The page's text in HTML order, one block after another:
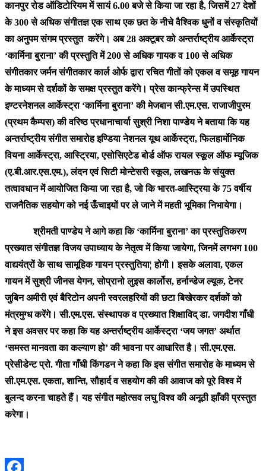
कानपुर रोड ऑडिटोरियम में सायं 6.00 बजे से किया जा रहा है, जिसमें 27 देशों
के 300 से अधिक संगीतज्ञ एक साथ एक छत के नीचे वैश्विक धुनों व संस्कृतियों
का अनुपम संगम प्रस्तुत करेंगे। अब 28 अक्टूबर को अन्तर्राष्ट्रीय आर्केस्ट्रा
‘कार्मिना बुराना’ की प्रस्तुति में 200 से अधिक गायक व 100 से अधिक
संगीतकार जर्मन संगीतकार कार्ल ओर्फ द्वारा रचित गीतों को एकल व समूह गायन
के माध्यम से दर्शकों के समक्ष प्रस्तुत करेंगे। प्रेस कान्फ्रेन्स में उपस्थित
इण्टरनेशनल आर्केस्ट्रा ‘कार्मिना बुराना’ की मेजबान सी.एम.एस. राजाजीपुरम
(प्रथम कैम्पस) की वरिष्ठ प्रधानाचार्या सुश्री निशा पाण्डेय ने बताया कि यह
अन्तर्राष्ट्रीय संगीत समारोह इण्डिया नेशनल यूथ आर्केस्ट्रा, फिलहार्मोनिक
वियना आर्केस्ट्रा, आस्ट्रिया, एसोसिएटेड बोर्ड ऑफ रायल स्कूल ऑफ म्यूजिक
(ए.बी.आर.एस.एम.), लंदन एवं सिटी मोन्टेसरी स्कूल, लखनऊ के संयुक्त
तत्वावधान में आयोजित किया जा रहा है, जो कि भारत-आस्ट्रिया के 75 वर्षीय
राजनैतिक सहयोग को नई ऊँचाइयों पर ले जाने में महती भूमिका निभायेगा।
श्रीमती पाण्डेय ने आगे कहा कि ‘कार्मिना बुराना’ का प्रस्तुतिकरण
प्रख्यात संगीतज्ञ विजय उपाध्याय के नेतृत्व में किया जायेगा, जिनमें लगभग 100
वाद्ययंत्रों के साथ सामूहिक गायन प्रस्तुतिया¦ होगी। इसके अलावा, एकल
गायन में सुश्री जीनस येगन, सोप्रानो लुइस कार्लोस, हर्नान्डेज ल्यूक, टेनर
जुबिन अमीरी एवं बैरिटोन अपनी स्वरलहरियों की छटा बिखेरकर दर्शकों को
मंत्रमुग्ध करेंगे। सी.एम.एस. संस्थापक व प्रख्यात शिक्षाविद् डा. जगदीश गाँधी
ने इस अवसर पर कहा कि यह अन्तर्राष्ट्रीय आर्केस्ट्रा ‘जय जगत’ अर्थात
‘समस्त मानवता का कल्याण हो’ की भावना पर आधारित है। सी.एम.एस.
प्रेसीडेन्ट प्रो. गीता गाँधी किंगडन ने कहा कि इस संगीत समारोह के माध्यम से
सी.एम.एस. एकता, शान्ति, सौहार्द व सहयोग की की आवाज को पूरे विश्व में
बुलन्द करना चाहते हैं। यह संगीत महोत्सव लघु विश्व की अनूठी झाँकी प्रस्तुत
करेगा।